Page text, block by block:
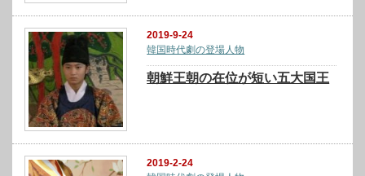
2019-9-24
韓国時代劇の登場人物
朝鮮王朝の在位が短い五大国王
2019-2-24